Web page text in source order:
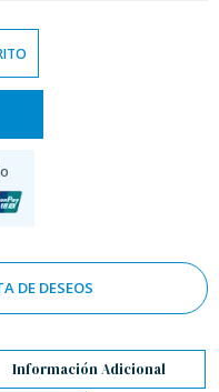
DE DESEOS
Información Adicional